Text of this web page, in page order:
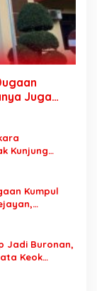
Juga
Kunjung
di Polres
Kumpul
Jadi Buronan,
Keok